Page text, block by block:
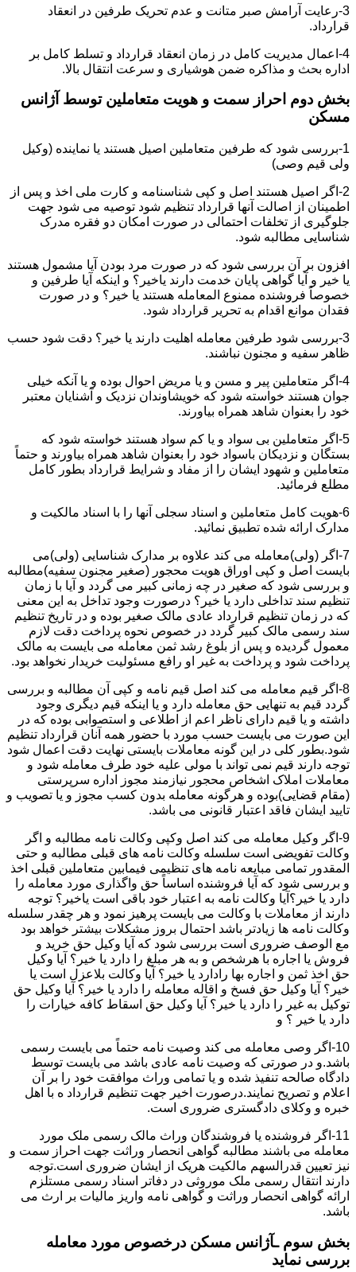
3-رعایت آرامش صبر متانت و عدم تحریک طرفین در انعقاد
قرارداد.
4-اعمال مدیریت کامل در زمان انعقاد قرارداد و تسلط کامل بر
اداره بحث و مذاکره ضمن هوشیاری و سرعت انتقال بالا.
بخش دوم احراز سمت و هویت متعاملین توسط آژانس
مسکن
1-بررسی شود که طرفین متعاملین اصیل هستند یا نماینده (وکیل
ولی قیم وصی)
2-اگر اصیل هستند اصل و کپی شناسنامه و کارت ملی اخذ و پس از
اطمینان از اصالت آنها قرارداد تنظیم شود توصیه می شود جهت
جلوگیری از تخلفات احتمالی در صورت امکان دو فقره مدرک
شناسایی مطالبه شود.
افزون بر آن بررسی شود که در صورت مرد بودن آیا مشمول هستند
یا خیر و آیا گواهی پایان خدمت دارند یاخیر؟ و اینکه آیا طرفین و
خصوصاً فروشنده ممنوع المعامله هستند یا خیر؟ و در صورت
فقدان موانع اقدام به تحریر قرارداد شود.
3-بررسی شود طرفین معامله اهلیت دارند یا خیر؟ دقت شود حسب
ظاهر سفیه و مجنون نباشند.
4-اگر متعاملین پیر و مسن و یا مریض احوال بوده و یا آنکه خیلی
جوان هستند خواسته شود که خویشاوندان نزدیک و آشنایان معتبر
خود را بعنوان شاهد همراه بیاورند.
5-اگر متعاملین بی سواد و یا کم سواد هستند خواسته شود که
بستگان و نزدیکان باسواد خود را بعنوان شاهد همراه بیاورند و حتماً
متعاملین و شهود ایشان را از مفاد و شرایط قرارداد بطور کامل
مطلع فرمائید.
6-هویت کامل متعاملین و اسناد سجلی آنها را با اسناد مالکیت و
مدارک ارائه شده تطبیق نمائید.
7-اگر (ولی)معامله می کند علاوه بر مدارک شناسایی (ولی)می
بایست اصل و کپی اوراق هویت محجور (صغیر مجنون سفیه)مطالبه
و بررسی شود که صغیر در چه زمانی کبیر می گردد و آیا با زمان
تنظیم سند تداخلی دارد یا خیر؟ درصورت وجود تداخل به این معنی
که در زمان تنظیم قرارداد عادی مالک صغیر بوده و در تاریخ تنظیم
سند رسمی مالک کبیر گردد در خصوص نحوه پرداخت دقت لازم
معمول گردیده و پس از بلوغ رشد ثمن معامله می بایست به مالک
پرداخت شود و پرداخت به غیر او رافع مسئولیت خریدار نخواهد بود.
8-اگر قیم معامله می کند اصل قیم نامه و کپی آن مطالبه و بررسی
گردد قیم به تنهایی حق معامله دارد و یا اینکه قیم دیگری وجود
داشته و یا قیم دارای ناظر اعم از اطلاعی و استصوابی بوده که در
این صورت می بایست حسب مورد با حضور همه آنان قرارداد تنظیم
شود.بطور کلی در این گونه معاملات بایستی نهایت دقت اعمال شود
توجه دارند قیم نمی تواند با مولی علیه خود طرف معامله شود و
معاملات املاک اشخاص محجور نیازمند مجوز اداره سرپرستی
(مقام قضایی)بوده و هرگونه معامله بدون کسب مجوز و یا تصویب و
تایید ایشان فاقد اعتبار قانونی می باشد.
9-اگر وکیل معامله می کند اصل وکپی وکالت نامه مطالبه و اگر
وکالت تفویضی است سلسله وکالت نامه های قبلی مطالبه و حتی
المقدور تمامی مبایعه نامه های تنظیمی فیمابین متعاملین قبلی اخذ
و بررسی شود که آیا فروشنده اساساً حق واگذاری مورد معامله را
دارد یا خیر؟آیا وکالت نامه به اعتبار خود باقی است یاخیر؟ توجه
دارند از معاملات با وکالت می بایست پرهیز نمود و هر چقدر سلسله
وکالت نامه ها زیادتر باشد احتمال بروز مشکلات بیشتر خواهد بود
مع الوصف ضروری است بررسی شود که آیا وکیل حق خرید و
فروش یا اجاره با هرشخص و به هر مبلغ را دارد یا خیر؟ آیا وکیل
حق اخذ ثمن و اجاره بها رادارد یا خیر؟ آیا وکالت بلاعزل است یا
خیر؟ آیا وکیل حق فسخ و اقاله معامله را دارد یا خیر؟ آیا وکیل حق
توکیل به غیر را دارد یا خیر؟ آیا وکیل حق اسقاط کافه خیارات را
دارد یا خیر ؟ و
10-اگر وصی معامله می کند وصیت نامه حتماً می بایست رسمی
باشد.و در صورتی که وصیت نامه عادی باشد می بایست توسط
دادگاه صالحه تنفیذ شده و یا تمامی وراث موافقت خود را بر آن
اعلام و تصریح نمایند.درصورت اخیر جهت تنظیم قرارداد ه با اهل
خبره و وکلای دادگستری ضروری است.
11-اگر فروشنده یا فروشندگان وراث مالک رسمی ملک مورد
معامله می باشند مطالبه گواهی انحصار وراثت جهت احراز سمت و
نیز تعیین قدرالسهم مالکیت هریک از ایشان ضروری است.توجه
دارند انتقال رسمی ملک موروثی در دفاتر اسناد رسمی مستلزم
ارائه گواهی انحصار وراثت و گواهی نامه واریز مالیات بر ارث می
باشد.
بخش سوم ـآژانس مسکن درخصوص مورد معامله
بررسی نماید